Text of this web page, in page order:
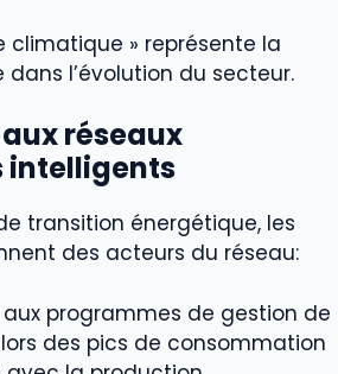
climatique » représente la
l’évolution du secteur.
réseaux
intelligents
transition énergétique, les
des acteurs du réseau:
programmes de gestion de
des pics de consommation